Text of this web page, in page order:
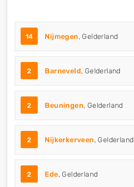
14 Nijmegen, Gelderland
2 Barneveld, Gelderland
2 Beuningen, Gelderland
2 Nijkerkerveen, Gelderland
2 Ede, Gelderland